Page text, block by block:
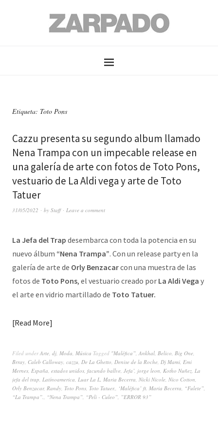
Etiqueta: Toto Pons
Cazzu presenta su segundo album llamado
Nena Trampa con un impecable release en
una galería de arte con fotos de Toto Pons,
vestuario de La Aldi vega y arte de Toto
Tatuer
31/05/2022 by Staff Leave a comment
La Jefa del Trap desembarca con toda la potencia en su
nuevo álbum “Nena Trampa”. Con un release party en la
galería de arte de Orly Benzacarcon una muestra de las
fotos de Toto Pons, el vestuario creado por La Aldi Vega y
el arte en vidrio martillado de Toto Tatuer.
Read More
Filed underArte, dj, Moda, Música Tagged "Maléfica”, Ankhal, Belico, Big One,
Brray, Caleb Calloway, cazzu, De La Ghetto, Denise de la Roche, Dj Mami, Emi
Mernes, España, estados unidos, facundo ballve, Jefa’, jorge leon, Kotho Nuñez, La
jefa del trap, Latínoamerica, Luar La L, Maria Becerra, Nicki Nicole, Nico Cotton,
Orly Benzacar, Randy, Toto Pons, Toto Tatuer., ‘Maléfica’ ft. Maria Becerra, “Fulete”,
“La Trampa”., “Nena Trampa”, “Peli - Culeo”, ”ERROR 93”